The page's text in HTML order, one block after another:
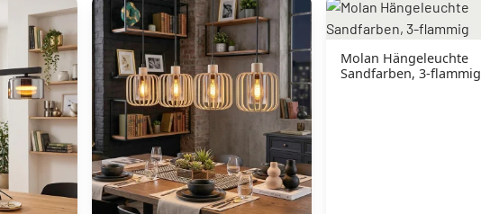
Molan Hängeleuchte
Sandfarben, 3-flammig